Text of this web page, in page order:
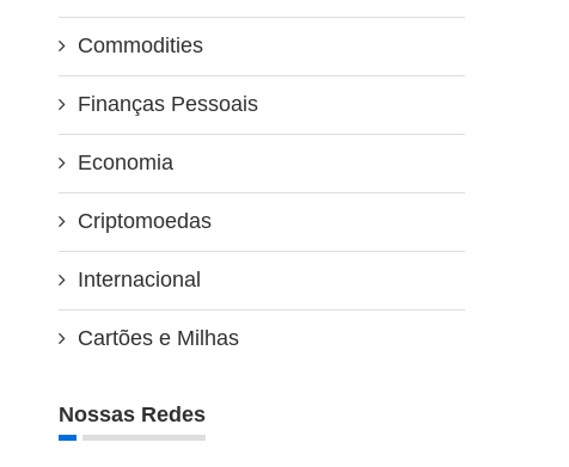
Commodities
Finanças Pessoais
Economia
Criptomoedas
Internacional
Cartões e Milhas
Nossas Redes